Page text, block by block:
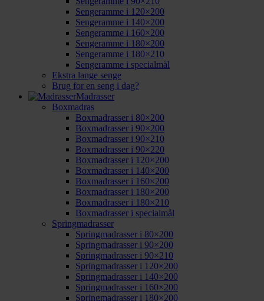
Sengeramme i 120×200
Sengeramme i 140×200
Sengeramme i 160×200
Sengeramme i 180×200
Sengeramme i 180×210
Sengeramme i specialmål
Ekstra lange senge
Brug for en seng i dag?
Madrasser
Boxmadras
Boxmadrasser i 80×200
Boxmadrasser i 90×200
Boxmadrasser i 90×210
Boxmadrasser i 90×220
Boxmadrasser i 120×200
Boxmadrasser i 140×200
Boxmadrasser i 160×200
Boxmadrasser i 180×200
Boxmadrasser i 180×210
Boxmadrasser i specialmål
Springmadrasser
Springmadrasser i 80×200
Springmadrasser i 90×200
Springmadrasser i 90×210
Springmadrasser i 120×200
Springmadrasser i 140×200
Springmadrasser i 160×200
Springmadrasser i 180×200